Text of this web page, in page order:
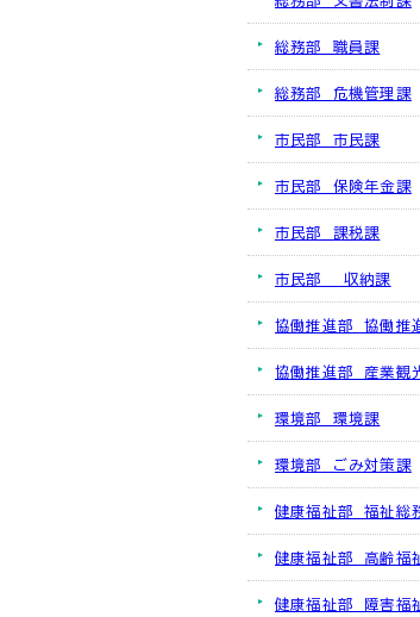
総務部 職員課
総務部 危機管理課
市民部 市民課
市民部 保険年金課
市民部 課税課
市民部 収納課
協働推進部 協働推
協働推進部 産業観
環境部 環境課
環境部 ごみ対策課
健康福祉部 福祉総
健康福祉部 高齢福
健康福祉部 障害福